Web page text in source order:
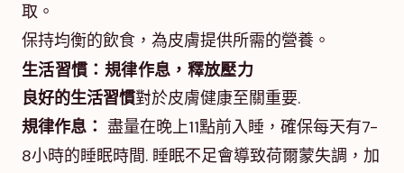
取。
保持均衡的飲食，為皮膚提供所需的營養。
生活習慣：規律作息，釋放壓力
良好的生活習慣對於皮膚健康至關重要.
規律作息： 盡量在晚上11點前入睡，確保每天有7-
8小時的睡眠時間. 睡眠不足會導致荷爾蒙失調，加